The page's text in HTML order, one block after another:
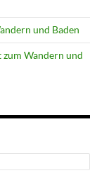
und Baden
Wandern und